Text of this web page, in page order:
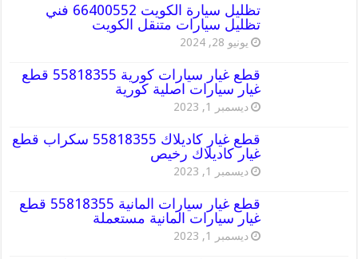
تظليل سيارة الكويت 66400552 فني
تظليل سيارات متنقل الكويت
يونيو 28, 2024
قطع غيار سيارات كورية 55818355 قطع
غيار سيارات اصلية كورية
ديسمبر 1, 2023
قطع غيار كاديلاك 55818355 سكراب قطع
غيار كاديلاك رخيص
ديسمبر 1, 2023
قطع غيار سيارات المانية 55818355 قطع
غيار سيارات المانية مستعملة
ديسمبر 1, 2023